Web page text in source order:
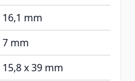
16,1 mm
7 mm
15,8 x 39 mm